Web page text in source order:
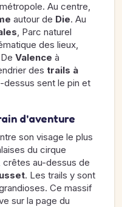
Au centre,
autour de Die. Au
, Parc naturel
des lieux,
Valence à
des trails à
dessus sent le pin et
d'aventure
son visage le plus
du cirque
crêtes au-dessus de
. Les trails y sont
Ce massif
sur la page du